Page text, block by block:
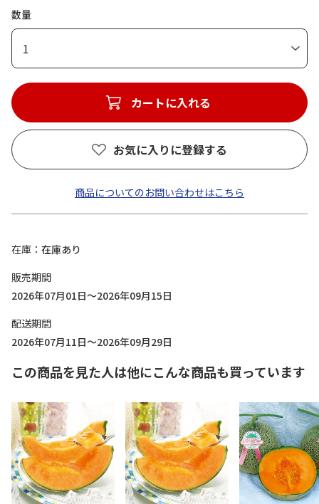
数量
1
カートに入れる
お気に入りに登録する
商品についてのお問い合わせはこちら
在庫
在庫あり
販売期間
2026年07月01日～2026年09月15日
配送期間
2026年07月11日～2026年09月29日
この商品を見た人は他にこんな商品も買っています